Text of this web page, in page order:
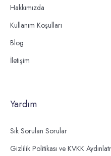
Hakkımızda
Kullanım Koşulları
Blog
İletişim
Yardım
Sık Sorulan Sorular
Gizlilik Politikası ve KVKK